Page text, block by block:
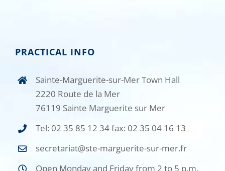
PRACTICAL INFO
Sainte-Marguerite-sur-Mer Town Hall
2220 Route de la Mer
76119 Sainte Marguerite sur Mer
Tel: 02 35 85 12 34 fax: 02 35 04 16 13
secretariat@ste-marguerite-sur-mer.fr
Open Monday and Friday from 2 to 5 p.m.